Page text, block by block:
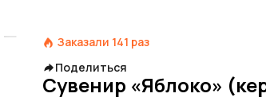
Заказали 141 раз
Поделиться
Сувенир «Яблоко»